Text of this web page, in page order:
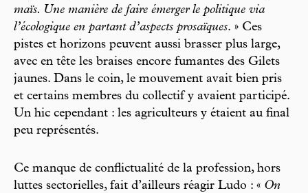
maïs. Une manière de faire émerger le politique via
l’écologique en partant d’aspects prosaïques. » Ces
pistes et horizons peuvent aussi brasser plus large,
avec en tête les braises encore fumantes des Gilets
jaunes. Dans le coin, le mouvement avait bien pris
et certains membres du collectif y avaient participé.
Un hic cependant : les agriculteurs y étaient au final
peu représentés.
Ce manque de conflictualité de la profession, hors
luttes sectorielles, fait d’ailleurs réagir Ludo : « On